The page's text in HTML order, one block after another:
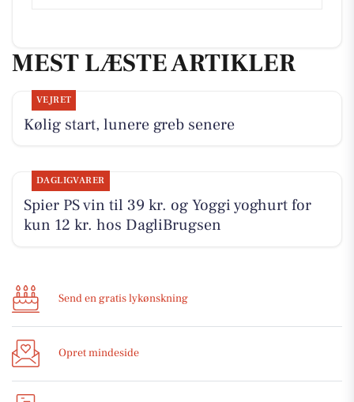
MEST LÆSTE ARTIKLER
VEJRET
Kølig start, lunere greb senere
DAGLIGVARER
Spier PS vin til 39 kr. og Yoggi yoghurt for
kun 12 kr. hos DagliBrugsen
Send en gratis lykønskning
Opret mindeside